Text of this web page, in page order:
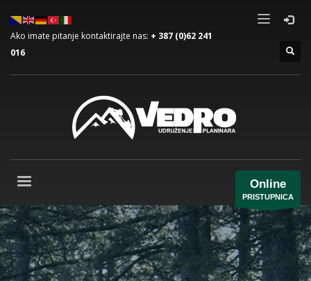
Ako imate pitanje kontaktirajte nas: + 387 (0)62 241
016
Online
PRISTUPNICA